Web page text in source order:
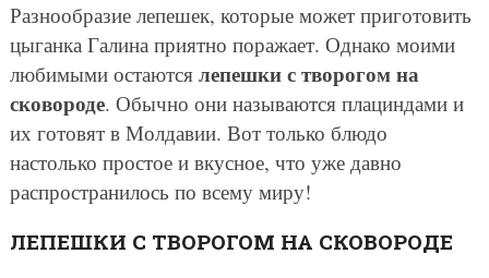
Разнообразие лепешек, которые может приготовить
цыганка Галина приятно поражает. Однако моими
любимыми остаются лепешки с творогом на
сковороде. Обычно они называются плациндами и
их готовят в Молдавии. Вот только блюдо
настолько простое и вкусное, что уже давно
распространилось по всему миру!
ЛЕПЕШКИ С ТВОРОГОМ НА СКОВОРОДЕ